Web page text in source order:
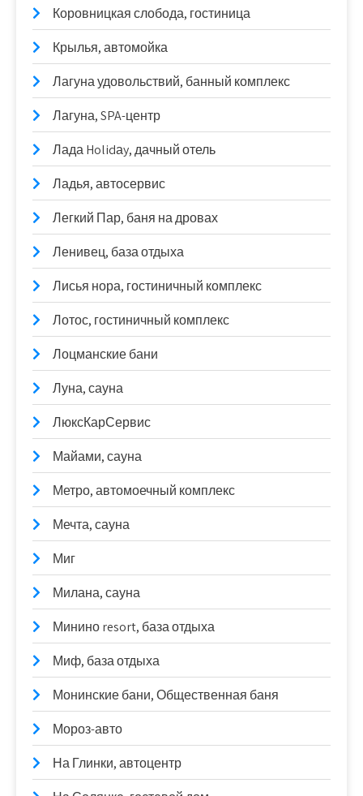
Коровницкая слобода, гостиница
Крылья, автомойка
Лагуна удовольствий, банный комплекс
Лагуна, SPA-центр
Лада Holidаy, дачный отель
Ладья, автосервис
Легкий Пар, баня на дровах
Ленивец, база отдыха
Лисья нора, гостиничный комплекс
Лотос, гостиничный комплекс
Лоцманские бани
Луна, сауна
ЛюксКарСервис
Майами, сауна
Метро, автомоечный комплекс
Мечта, сауна
Миг
Милана, сауна
Минино resort, база отдыха
Миф, база отдыха
Монинские бани, Общественная баня
Мороз-авто
На Глинки, автоцентр